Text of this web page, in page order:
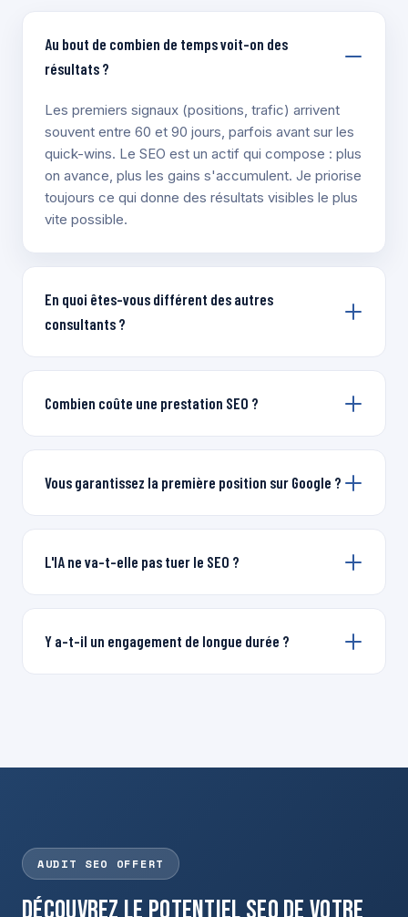
Au bout de combien de temps voit-on des
résultats ?
Les premiers signaux (positions, trafic) arrivent
souvent entre 60 et 90 jours, parfois avant sur les
quick-wins. Le SEO est un actif qui compose : plus
on avance, plus les gains s'accumulent. Je priorise
toujours ce qui donne des résultats visibles le plus
vite possible.
En quoi êtes-vous différent des autres
consultants ?
Combien coûte une prestation SEO ?
Vous garantissez la première position sur Google ?
L'IA ne va-t-elle pas tuer le SEO ?
Y a-t-il un engagement de longue durée ?
AUDIT SEO OFFERT